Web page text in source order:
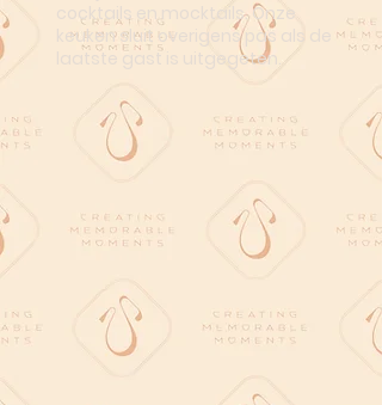
cocktails en mocktails. Onze
keuken sluit overigens pas als de
laatste gast is uitgegeten.